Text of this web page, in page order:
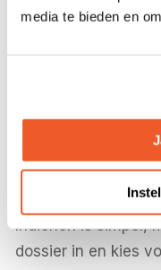
media te bieden en
debiteur eerst nog
kosten voor u
Betaalt uw
Het dossier rolt
incasso opdracht.
Indienen is simpel,
dossier in en kies